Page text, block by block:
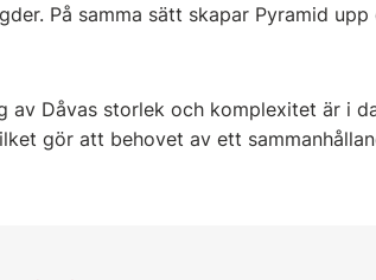
På samma sätt skapar Pyramid
av Dåvas storlek och komplexitet är i
gör att behovet av ett